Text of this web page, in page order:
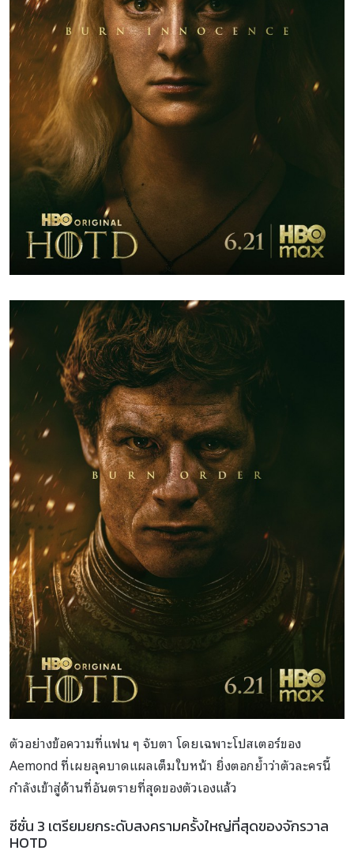
ตัวอย่างข้อความที่แฟน ๆ จับตา โดยเฉพาะโปสเตอร์ของ
Aemond ที่เผยลุคบาดแผลเต็มใบหน้า ยิ่งตอกย้ำว่าตัวละครนี้
กำลังเข้าสู่ด้านที่อันตรายที่สุดของตัวเองแล้ว
ซีซั่น 3 เตรียมยกระดับสงครามครั้งใหญ่ที่สุดของจักรวาล
HOTD